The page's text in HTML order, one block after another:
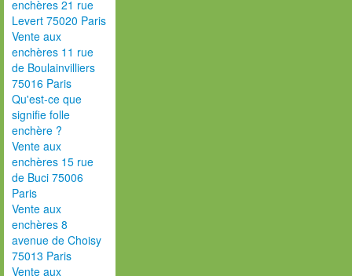
enchères 21 rue
Levert 75020 Paris
Vente aux
enchères 11 rue
de Boulainvilliers
75016 Paris
Qu'est-ce que
signifie folle
enchère ?
Vente aux
enchères 15 rue
de Buci 75006
Paris
Vente aux
enchères 8
avenue de Choisy
75013 Paris
Vente aux